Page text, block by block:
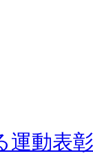
運動表